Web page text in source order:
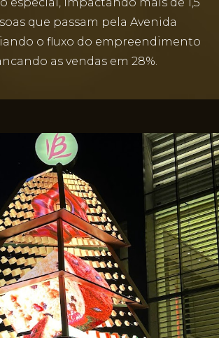
que passam pela Avenida
o fluxo do empreendimento
as vendas em 28%.